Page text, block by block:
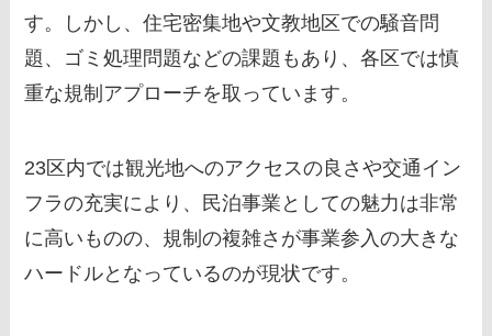
す。しかし、住宅密集地や文教地区での騒音問
題、ゴミ処理問題などの課題もあり、各区では慎
重な規制アプローチを取っています。
23区内では観光地へのアクセスの良さや交通イン
フラの充実により、民泊事業としての魅力は非常
に高いものの、規制の複雑さが事業参入の大きな
ハードルとなっているのが現状です。